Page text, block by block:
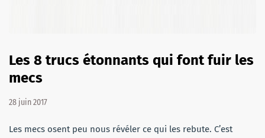
Les 8 trucs étonnants qui font fuir les
mecs
28 juin 2017
Les mecs osent peu nous révéler ce qui les rebute. C’est